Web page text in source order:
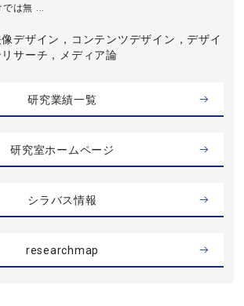
では無 ...
像デザイン，コンテンツデザイン，デザイ
リサーチ，メディア論
研究業績一覧
研究室ホームページ
シラバス情報
researchmap